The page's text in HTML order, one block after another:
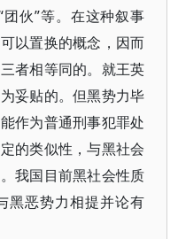
伙”等。在这种叙事
以置换的概念，因而
者相等同的。就王英
妥贴的。但黑势力毕
作为普通刑事犯罪处
的类似性，与黑社会
我国目前黑社会性质
黑恶势力相提并论有